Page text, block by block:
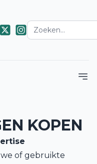
KOPEN
of gebruikte